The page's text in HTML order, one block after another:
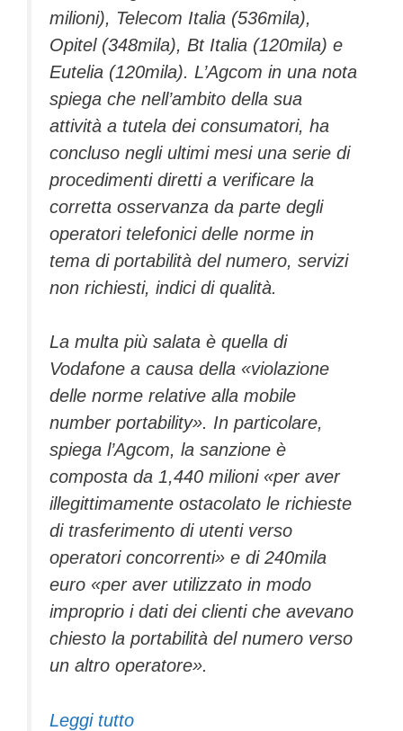
milioni), Telecom Italia (536mila),
Opitel (348mila), Bt Italia (120mila) e
Eutelia (120mila). L’Agcom in una nota
spiega che nell’ambito della sua
attività a tutela dei consumatori, ha
concluso negli ultimi mesi una serie di
procedimenti diretti a verificare la
corretta osservanza da parte degli
operatori telefonici delle norme in
tema di portabilità del numero, servizi
non richiesti, indici di qualità.
La multa più salata è quella di
Vodafone a causa della «violazione
delle norme relative alla mobile
number portability». In particolare,
spiega l’Agcom, la sanzione è
composta da 1,440 milioni «per aver
illegittimamente ostacolato le richieste
di trasferimento di utenti verso
operatori concorrenti» e di 240mila
euro «per aver utilizzato in modo
improprio i dati dei clienti che avevano
chiesto la portabilità del numero verso
un altro operatore».
Leggi tutto